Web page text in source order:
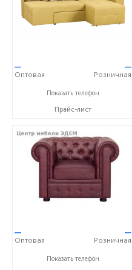
—
Оптовая
—
Розничная
+7 (910) 652-89-53 Александра
Показать телефон
Прайс-лист
—
Оптовая
—
Розничная
+7 (910) 652-89-53 Александра
Показать телефон